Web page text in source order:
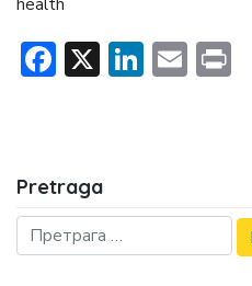
Facebook
X LinkedIn
Email
Pretraga